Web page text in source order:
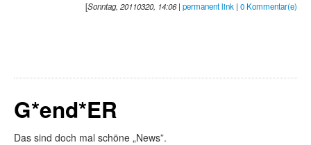
[Sonntag, 20110320, 14:06| permanent link | 0 Kommentar(e)
G*end*ER
Das sind doch mal schöne „News”.